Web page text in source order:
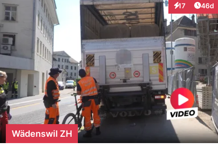
17
Interaktionen
46d
Wädenswil ZH